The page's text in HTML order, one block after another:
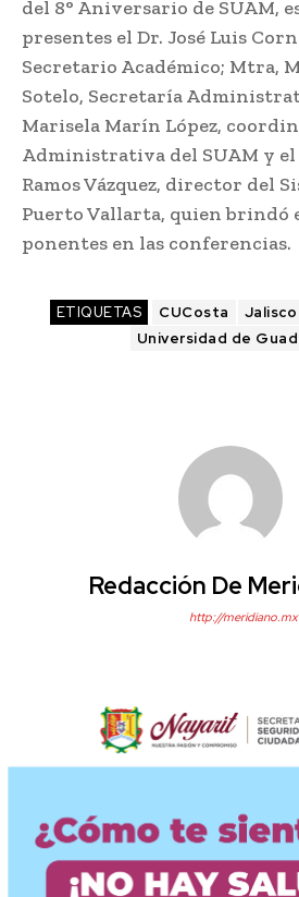
del 8° Aniversario de SUAM,
presentes el Dr. José Luis
Secretario Académico; Mtra,
Sotelo, Secretaría
Marisela Marín López,
Administrativa del SUAM y el
Ramos Vázquez, director del
Puerto Vallarta, quien brindó
ponentes en las conferencias.
ETIQUETAS CUCosta Jalisco
Universidad de
Redacción De
http://meridiano.mx